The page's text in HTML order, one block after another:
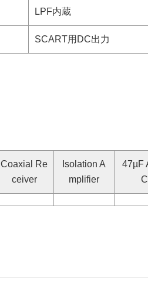
LPF内蔵
SCART用DC出力
Coaxial Re
ceiver
Isolation A
mplifier
47µF